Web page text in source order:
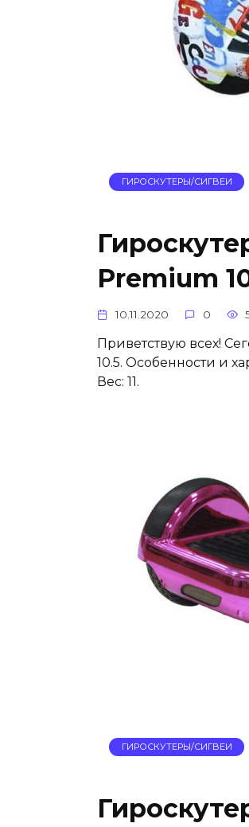
ГИРОСКУТЕРЫ/СИГВЕИ
Premium
10.11.2020 0
Приветствую всех!
10.5. Особенности и
Вес: 11.
ГИРОСКУТЕРЫ/СИГВЕИ